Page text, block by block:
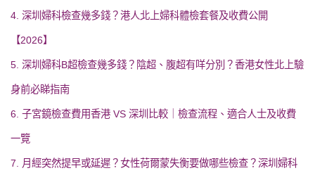
4. 深圳婦科檢查幾多錢？港人北上婦科體檢套餐及收費公開
【2026】
5. 深圳婦科B超檢查幾多錢？陰超、腹超有咩分別？香港女性北上驗
身前必睇指南
6. 子宮鏡檢查費用香港 VS 深圳比較｜檢查流程、適合人士及收費
一覽
7. 月經突然提早或延遲？女性荷爾蒙失衡要做哪些檢查？深圳婦科